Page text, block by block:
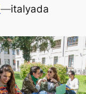
—italyada